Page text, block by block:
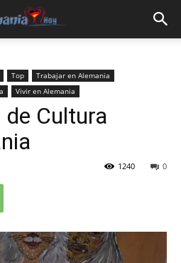
Top
Trabajar en Alemania
Vivir en Alemania
Cultura
0
1240